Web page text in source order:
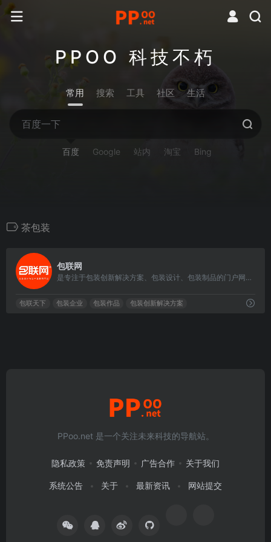
PPOO 科技不朽
常用 搜索 工具 社区 生活
百度 Google 站内 淘宝 Bing
茶包装
包联网
是专注于包装创新解决方案、包装设计、包装制品的门户网站，前身是“中国包装设计网”
包联天下 包装企业 包装作品 包装创新解决方案
PPoo.net 是一个关注未来科技的导航站。
隐私政策 免责声明 广告合作 关于我们
系统公告 关于 最新资讯 网站提交